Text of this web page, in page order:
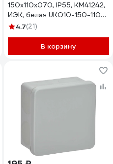
150x110x070, IP55, КМ41242,
ИЭК, белая UKO10-150-110-
070-K41-55
4.7(21)
В корзину